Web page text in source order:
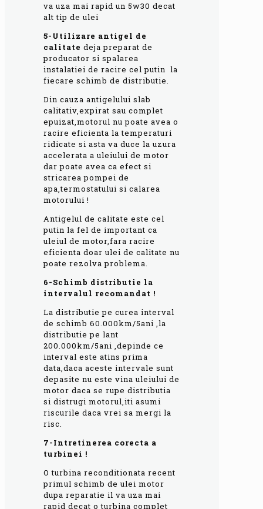
va uza mai rapid un 5w30 decat
alt tip de ulei
5-Utilizare antigel de
calitate deja preparat de
producator si spalarea
instalatiei de racire cel putin la
fiecare schimb de distributie.
Din cauza antigelului slab
calitativ,expirat sau complet
epuizat,motorul nu poate avea o
racire eficienta la temperaturi
ridicate si asta va duce la uzura
accelerata a uleiului de motor
dar poate avea ca efect si
stricarea pompei de
apa,termostatului si calarea
motorului !
Antigelul de calitate este cel
putin la fel de important ca
uleiul de motor,fara racire
eficienta doar ulei de calitate nu
poate rezolva problema.
6-Schimb distributie la
intervalul recomandat !
La distributie pe curea interval
de schimb 60.000km/5ani ,la
distributie pe lant
200.000km/5ani ,depinde ce
interval este atins prima
data,daca aceste intervale sunt
depasite nu este vina uleiului de
motor daca se rupe distributia
si distrugi motorul,iti asumi
riscurile daca vrei sa mergi la
risc.
7-Intretinerea corecta a
turbinei !
O turbina reconditionata recent
primul schimb de ulei motor
dupa reparatie il va uza mai
rapid decat o turbina complet